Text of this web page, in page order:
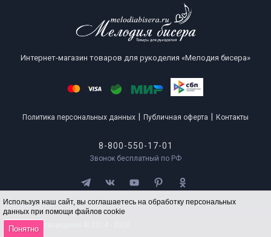
Используя наш сайт, вы соглашаетесь на обработку персональных
данных при помощи файлов cookie
Понятно
Интернет-магазин товаров для рукоделия «Мелодия бисера»
Политика персональных данных Публичная оферта Контакты
8-800-550-17-01
Звонок бесплатный по РФ
Все права защищены © 2014 - 2026